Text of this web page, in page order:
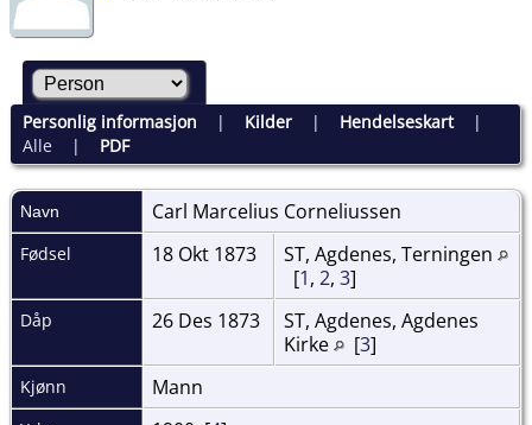
Personlig informasjon | Kilder| Hendelseskart|
Alle| PDF
Navn Carl Marcelius Corneliussen
Fødsel 18 Okt 1873
ST, Agdenes, Terningen
[1, 2, 3]
Dåp 26 Des 1873
ST, Agdenes, Agdenes
Kirke
[3]
Kjønn Mann